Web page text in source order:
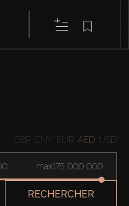
GBP CNY EUR AED USD
max
RECHERCHER